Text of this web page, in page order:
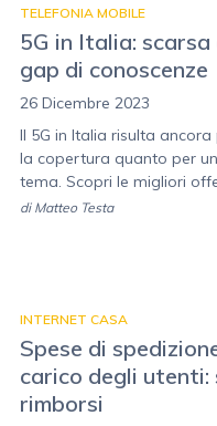
TELEFONIA MOBILE
5G in Italia:
gap di conoscenze
26 Dicembre 2023
Il 5G in Italia risulta
la copertura quanto per
tema. Scopri le migliori
di Matteo Testa
INTERNET CASA
Spese di
carico degli utenti:
rimborsi